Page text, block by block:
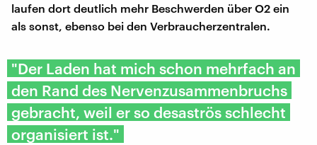
laufen dort deutlich mehr Beschwerden über O2 ein
als sonst, ebenso bei den Verbraucherzentralen.
"Der Laden hat mich schon mehrfach an
den Rand des Nervenzusammenbruchs
gebracht, weil er so desaströs schlecht
organisiert ist."